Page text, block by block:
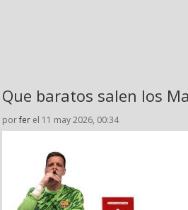
Que baratos salen los
porfer el 11 may 2026, 00:34